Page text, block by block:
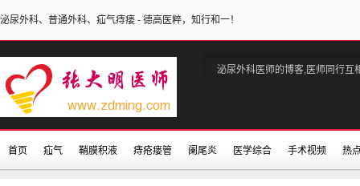
泌尿外科、普通外科、疝气痔瘘 - 德高医粹，知行和一！
泌尿外科医师的博客,医师同行互
首页 疝气 鞘膜积液 痔疮瘘管 阑尾炎 医学综合 手术视频 热